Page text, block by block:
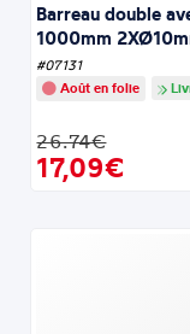
Barreau double
1000mm
#07131
Août en folie
26.74€
17,09€